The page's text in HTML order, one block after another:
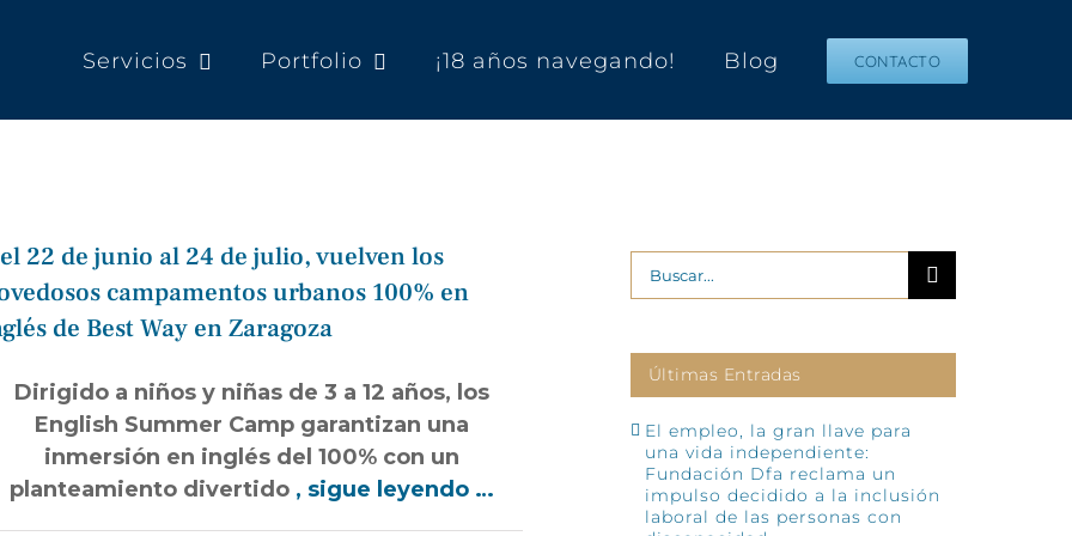
Servicios Portfolio ¡18 años navegando! Blog CONTACTO
22 de junio al 24 de julio, vuelven los
campamentos urbanos 100% en
de Best Way en Zaragoza
Dirigido a niños y niñas de 3 a 12 años, los
English Summer Camp garantizan una
inmersión en inglés del 100% con un
planteamiento divertido , sigue leyendo …
Buscar:
Últimas Entradas
El empleo, la gran llave para
una vida independiente:
Fundación Dfa reclama un
impulso decidido a la inclusión
laboral de las personas con